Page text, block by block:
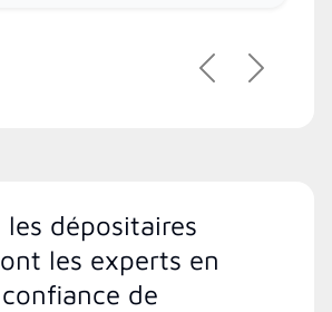
PrécédentSuivant
les dépositaires
les experts en
confiance de